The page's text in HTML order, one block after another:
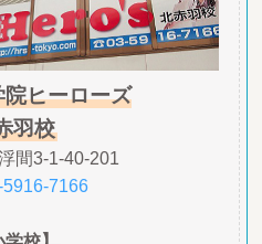
ヒーローズ
羽校
間3-1-40-201
7166